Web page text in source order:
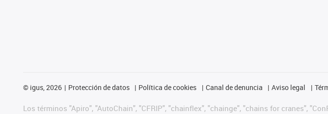
© igus, 2026 Protección de datos Política de cookies Canal de denuncia Aviso legal
Los términos "Apiro", "AutoChain", "CFRIP", "chainflex", "chainge", "chains for cranes",